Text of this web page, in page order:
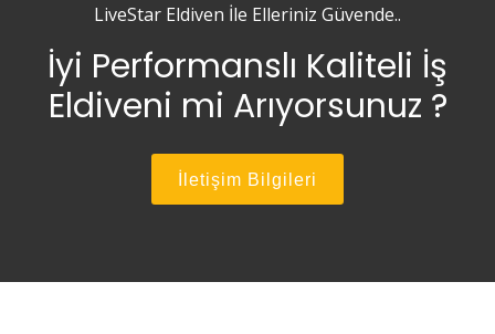
LiveStar Eldiven İle Elleriniz Güvende..
İyi Performanslı Kaliteli İş
Eldiveni mi Arıyorsunuz ?
İletişim Bilgileri